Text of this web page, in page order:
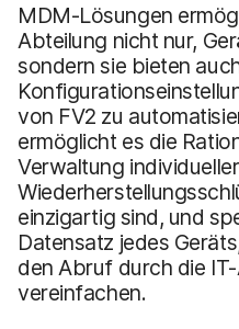
MDM-Lösungen
Abteilung nicht nur,
sondern sie bieten
von FV2 zu
ermöglicht es die
Verwaltung individueller
einzigartig sind, und
Datensatz jedes
den Abruf durch die
vereinfachen.